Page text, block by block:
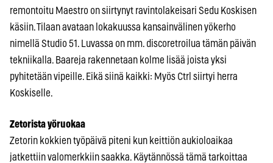
remontoitu Maestro on siirtynyt ravintolakeisari Sedu Koskisen
käsiin. Tilaan avataan lokakuussa kansainvälinen yökerho
nimellä Studio 51. Luvassa on mm. discoretroilua tämän päivän
tekniikalla. Baareja rakennetaan kolme lisää joista yksi
pyhitetään vipeille. Eikä siinä kaikki: Myös Ctrl siirtyi herra
Koskiselle.
Zetorista yöruokaa
Zetorin kokkien työpäivä piteni kun keittiön aukioloaikaa
jatkettiin valomerkkiin saakka. Käytännössä tämä tarkoittaa